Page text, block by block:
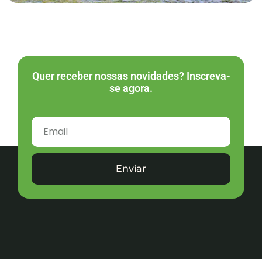
Quer receber nossas novidades? Inscreva-
se agora.
Enviar